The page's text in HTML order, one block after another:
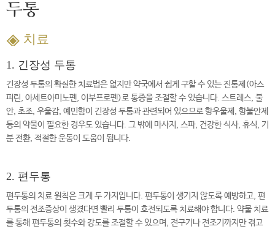
두통
치료
1. 긴장성 두통
긴장성 두통의 확실한 치료법은 없지만 약국에서 쉽게 구할 수 있는 진통제(아스
피린, 아세트아미노펜, 이부프로펜)로 통증을 조절할 수 있습니다. 스트레스, 불
안, 초조, 우울감, 예민함이 긴장성 두통과 관련되어 있으므로 항우울제, 항불안제
등의 약물이 필요한 경우도 있습니다. 그 밖에 마사지, 스파, 건강한 식사, 휴식, 기
분 전환, 적절한 운동이 도움이 됩니다.
2. 편두통
편두통의 치료 원칙은 크게 두 가지입니다. 편두통이 생기지 않도록 예방하고, 편
두통의 전조증상이 생겼다면 빨리 두통이 호전되도록 치료해야 합니다. 약물 치료
를 통해 편두통의 횟수와 강도를 조절할 수 있으며, 전구기나 전조기까지만 겪고